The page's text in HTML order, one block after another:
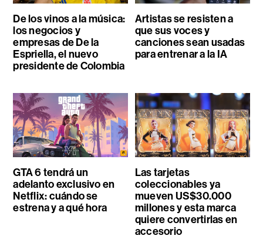
De los vinos a la música:
los negocios y
empresas de De la
Espriella, el nuevo
presidente de Colombia
Artistas se resisten a
que sus voces y
canciones sean usadas
para entrenar a la IA
GTA 6 tendrá un
adelanto exclusivo en
Netflix: cuándo se
estrena y a qué hora
Las tarjetas
coleccionables ya
mueven US$30.000
millones y esta marca
quiere convertirlas en
accesorio